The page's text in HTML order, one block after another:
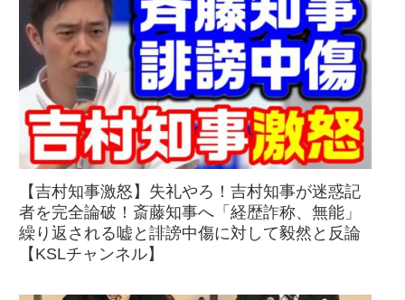
【吉村知事激怒】失礼やろ！吉村知事が迷惑記
者を完全論破！斎藤知事へ「経歴詐称、無能」
繰り返される嘘と誹謗中傷に対して毅然と反論
【KSLチャンネル】